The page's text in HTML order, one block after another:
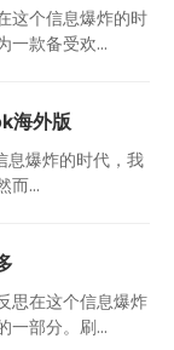
这个信息爆炸的时
一款备受欢...
海外版
息爆炸的时代，我
而...
思在这个信息爆炸
一部分。刷...